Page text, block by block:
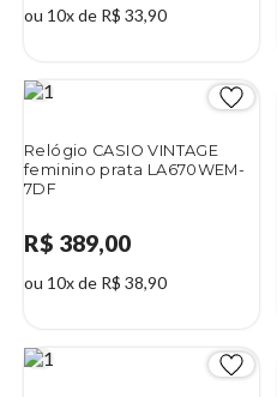
ou 10x de R$ 33,90
Relógio CASIO VINTAGE
feminino prata LA670WEM-
7DF
R$ 389,00
ou 10x de R$ 38,90